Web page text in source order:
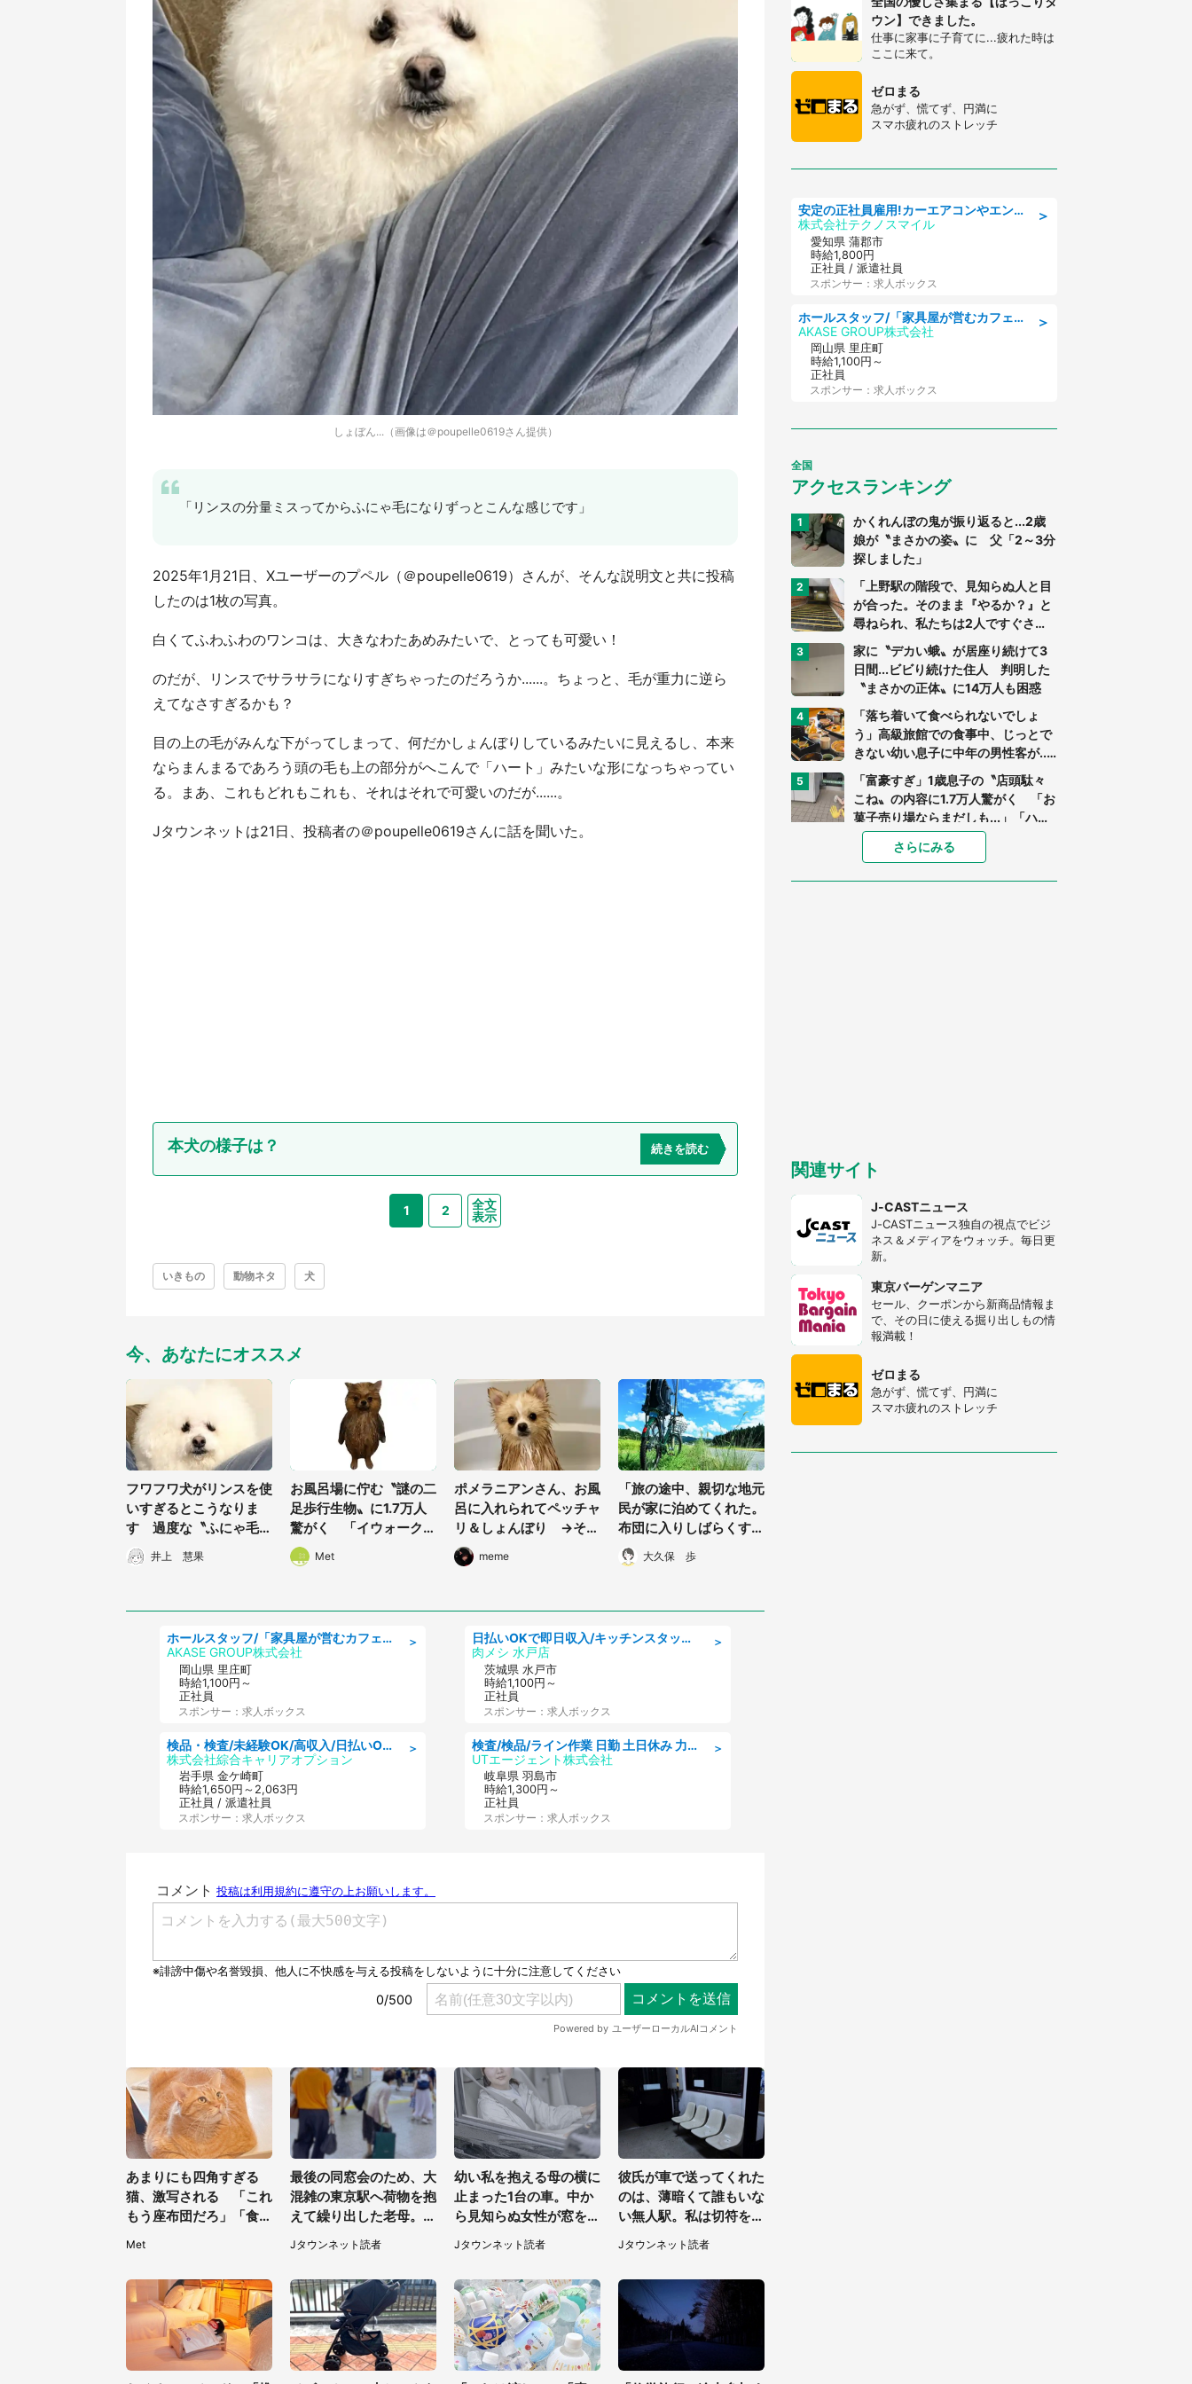
しょぼん...（画像は＠poupelle0619さん提供）
「リンスの分量ミスってからふにゃ毛になりずっとこんな感じです」
2025年1月21日、Xユーザーのプペル（＠poupelle0619）さんが、そんな説明文と共に投稿
したのは1枚の写真。
白くてふわふわのワンコは、大きなわたあめみたいで、とっても可愛い！
のだが、リンスでサラサラになりすぎちゃったのだろうか......。ちょっと、毛が重力に逆ら
えてなさすぎるかも？
目の上の毛がみんな下がってしまって、何だかしょんぼりしているみたいに見えるし、本来
ならまんまるであろう頭の毛も上の部分がへこんで「ハート」みたいな形になっちゃってい
る。まあ、これもどれもこれも、それはそれで可愛いのだが......。
Jタウンネットは21日、投稿者の＠poupelle0619さんに話を聞いた。
本犬の様子は？ 続きを読む
1 2
全文
表示
いきもの 動物ネタ 犬
今、あなたにオススメ
フワフワ犬がリンスを使
いすぎるとこうなりま
す 過度な〝ふにゃ毛〟
に1万人もん絶「悲しみ
のマシュマロ」
井上 慧果
お風呂場に佇む〝謎の二
足歩行生物〟に1.7万人
驚がく 「イウォーク
だ」「チョッパーって現
実にいたら...」
Met
ポメラニアンさん、お風
呂に入れられてペッチャ
リ＆しょんぼり →その
後、意外な「アレ」で超
ご機嫌に
meme
「旅の途中、親切な地元
民が家に泊めてくれた。
布団に入りしばらくする
と、ふすまの奥から視線
を感じ...」（神奈川県・
大久保 歩
＞
ホールスタッフ/「家具屋が営むカフェスタッフ!」週2日～OK!嬉しいまかない付き/岡山県/浅口郡里庄町
AKASE GROUP株式会社
岡山県 里庄町
時給1,100円～
正社員
スポンサー：求人ボックス
＞
検品・検査/未経験OK/高収入/日払いOK/交替制/20・30・40代活躍中
株式会社綜合キャリアオプション
岩手県 金ケ崎町
時給1,650円～2,063円
正社員 / 派遣社員
スポンサー：求人ボックス
＞
日払いOKで即日収入/キッチンスタッフ/「原付免許必須」デリバリー業務など、自己成長可能な幅広い仕事に挑戦!髪型自由&ピアス・ネイルOK/茨城県/水戸市
肉メシ 水戸店
茨城県 水戸市
時給1,100円～
正社員
スポンサー：求人ボックス
＞
検査/検品/ライン作業 日勤 土日休み 力仕事ほぼなし 座り作業メイン 検品·検査
UTエージェント株式会社
岐阜県 羽島市
時給1,300円～
正社員
スポンサー：求人ボックス
あまりにも四角すぎる
猫、激写される 「これ
もう座布団だろ」「食パ
Met
最後の同窓会のため、大
混雑の東京駅へ荷物を抱
えて繰り出した老母。ゆ
っくり階段を降りてたら
スーツの男性が（東京
Jタウンネット読者
幼い私を抱える母の横に
止まった1台の車。中か
ら見知らぬ女性が窓を開
けて...（東京都・40代
男性）
Jタウンネット読者
彼氏が車で送ってくれた
のは、薄暗くて誰もいな
い無人駅。私は切符を買
おうとしたけれど（山形
県・20代女性）
Jタウンネット読者
ウン】できました。
仕事に家事に子育てに...疲れた時は
ここに来て。
ゼロまる
急がず、慌てず、円満に
スマホ疲れのストレッチ
＞
安定の正社員雇用!カーエアコンやエンジンの製造・加工業務 denso aichi
株式会社テクノスマイル
愛知県 蒲郡市
時給1,800円
正社員 / 派遣社員
スポンサー：求人ボックス
＞
ホールスタッフ/「家具屋が営むカフェスタッフ!」週2日～OK!嬉しいまかない付き/岡山県/浅口郡里庄町
AKASE GROUP株式会社
岡山県 里庄町
時給1,100円～
正社員
スポンサー：求人ボックス
全国
アクセスランキング
かくれんぼの鬼が振り返ると...2歳
娘が〝まさかの姿〟に 父「2～3分
探しました」
「上野駅の階段で、見知らぬ人と目
が合った。そのまま『やるか？』と
尋ねられ、私たちは2人ですぐさ
ま...」（茨城県・70代男性）
家に〝デカい蛾〟が居座り続けて3
日間...ビビり続けた住人 判明した
〝まさかの正体〟に14万人も困惑
「落ち着いて食べられないでしょ
う」高級旅館での食事中、じっとで
きない幼い息子に中年の男性客が...
（東京都・40代男性）
「富豪すぎ」1歳息子の〝店頭駄々
こね〟の内容に1.7万人驚がく 「お
菓子売り場ならまだしも...」「ハー
ドル高い」
「閉所恐怖症の私は新幹線で大パニ
ック。隣席の青年に『手を繋いで』
とお願いしたら...」 体験談に8万
県・30代女性）
さらにみる
関連サイト
J-CASTニュース
J-CASTニュース独自の視点でビジ
ネス＆メディアをウォッチ。毎日更
新。
東京バーゲンマニア
セール、クーポンから新商品情報ま
で、その日に使える掘り出しもの情
報満載！
ゼロまる
急がず、慌てず、円満に
スマホ疲れのストレッチ